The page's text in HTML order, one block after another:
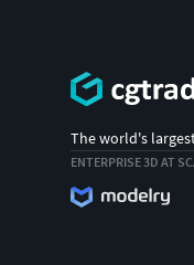
The world's
ENTERPRISE 3D AT